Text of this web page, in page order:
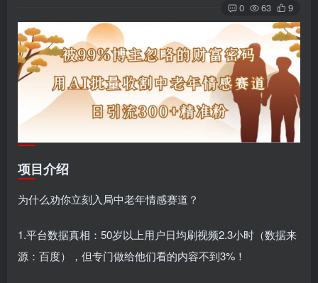
0 63 9
项目介绍
为什么劝你立刻入局中老年情感赛道？
1.平台数据真相：50岁以上用户日均刷视频2.3小时（数据来
源：百度），但专门做给他们看的内容不到3%！